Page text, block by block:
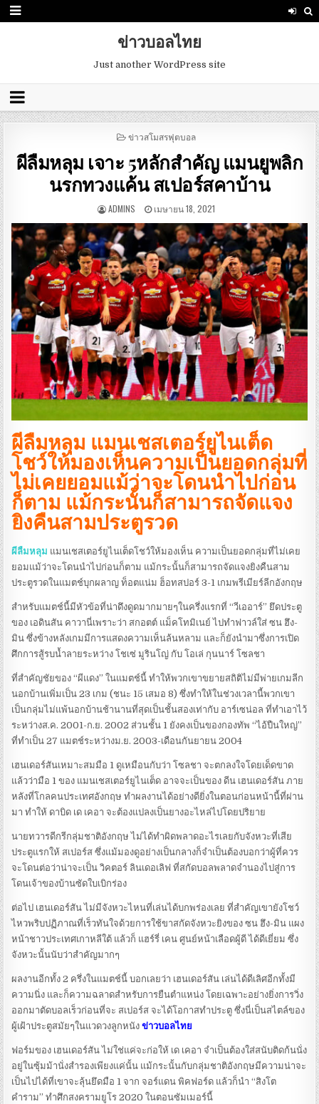
ข่าวบอลไทย
Just another WordPress site
POSTED
ข่าวสโมสรฟุตบอล
ผีลืมหลุม เจาะ 5หลักสำคัญ แมนยูพลิก
นรกทวงแค้น สเปอร์สคาบ้าน
ADMINS เมษายน 18, 2021
ผีลืมหลุม แมนเชสเตอร์ยูไนเต็ด
โชว์ให้มองเห็นความเป็นยอดกลุ่มที่
ไม่เคยยอมแม้ว่าจะโดนนำไปก่อน
ก็ตาม แม้กระนั้นก็สามารถจัดแจง
ยิงคืนสามประตูรวด
ผีลืมหลุม แมนเชสเตอร์ยูไนเต็ดโชว์ให้มองเห็น ความเป็นยอดกลุ่มที่ไม่เคย
ยอมแม้ว่าจะโดนนำไปก่อนก็ตาม แม้กระนั้นก็สามารถจัดแจงยิงคืนสาม
ประตูรวดในแมตช์บุกผลาญ ท็อตแน่ม ฮ็อทสปอร์ 3-1 เกมพรีเมียร์ลีกอังกฤษ
สำหรับแมตช์นี้มีหัวข้อที่น่าดึงดูดมากมายๆในครึ่งแรกที่ “วีเออาร์” ยึดประตู
ของ เอดินสัน คาวานี่เพราะว่า สกอตต์ แม็คโทมิเนย์ ไปทำฟาวล์ใส่ ซน ฮึง-
มิน ซึ่งข้างหลังเกมมีการแสดงความเห็นล้นหลาม และก็ยังนำมาซึ่งการเปิด
ศึกการสู้รบน้ำลายระหว่าง โชเซ่ มูรินโญ่ กับ โอเล่ กุนนาร์ โซลชา
ที่สำคัญชัยของ “ผีแดง” ในแมตช์นี้ ทำให้พวกเขาขยายสถิติไม่มีพ่ายเกมลีก
นอกบ้านเพิ่มเป็น 23 เกม (ชนะ 15 เสมอ 8) ซึ่งทำให้ในช่วงเวลานี้พวกเขา
เป็นกลุ่มไม่แพ้นอกบ้านช้านานที่สุดเป็นชั้นสองเท่ากับ อาร์เซน่อล ที่ทำเอาไว้
ระหว่างส.ค. 2001-ก.ย. 2002 ส่วนชั้น 1 ยังคงเป็นของกองทัพ “ไอ้ปืนใหญ่”
ที่ทำเป็น 27 แมตช์ระหว่างม.ย. 2003-เดือนกันยายน 2004
เฮนเดอร์สันเหมาะสมมือ 1 ดูเหมือนกับว่า โซลชา จะตกลงใจโดยเด็ดขาด
แล้วว่ามือ 1 ของ แมนเชสเตอร์ยูไนเต็ด อาจจะเป็นของ ดีน เฮนเดอร์สัน ภาย
หลังที่โกลคนประเทศอังกฤษ ทำผลงานได้อย่างดียิ่งในตอนก่อนหน้านี้ที่ผ่าน
มา ทำให้ ดาบิด เด เคอา จะต้องแปลงเป็นยางอะไหล่ไปโดยปริยาย
นายทวารดีกรีกลุ่มชาติอังกฤษ ไม่ได้ทำผิดพลาดอะไรเลยกับจังหวะที่เสีย
ประตูแรกให้ สเปอร์ส ซึ่งแม้มองดูอย่างเป็นกลางก็จำเป็นต้องบอกว่าผู้ที่ควร
จะโดนต่อว่าน่าจะเป็น วิคตอร์ ลินเดอเลิฟ ที่สกัดบอลพลาดจำนองไปสู่การ
โดนเจ้าของบ้านซัดใบเบิกร่อง
ต่อไป เฮนเดอร์สัน ไม่มีจังหวะไหนที่เล่นได้บกพร่องเลย ที่สำคัญเขายังโชว์
ไหวพริบปฏิภาณที่เร็วทันใจด้วยการใช้ขาสกัดจังหวะยิงของ ซน ฮึง-มิน แผง
หน้าชาวประเทศเกาหลีใต้ แล้วก็ แฮร์รี่ เคน ศูนย์หน้าเลือดผู้ดี ได้ดีเยี่ยม ซึ่ง
จังหวะนั้นนับว่าสำคัญมากๆ
ผลงานอีกทั้ง 2 ครึ่งในแมตช์นี้ บอกเลยว่า เฮนเดอร์สัน เล่นได้ดีเลิศอีกทั้งมี
ความนิ่ง และก็ความฉลาดสำหรับการยืนตำแหน่ง โดยเฉพาะอย่างยิ่งการวิ่ง
ออกมาตัดบอลเร็วก่อนที่จะ สเปอร์ส จะได้โอกาสทำประตู ซึ่งนี่เป็นสไตล์ของ
ผู้เฝ้าประตูสมัยๆในแวดวงลูกหนังข่าวบอลไทย
ฟอร์มของ เฮนเดอร์สัน ไม่ใช่แค่จะก่อให้ เด เคอา จำเป็นต้องใส่สนับติดก้นนั่ง
อยู่ในซุ้มม้านั่งสำรองเพียงแค่นั้น แม้กระนั้นกับกลุ่มชาติอังกฤษมีความน่าจะ
เป็นไปได้ที่เขาจะลุ้นยึดมือ 1 จาก จอร์แดน พิคฟอร์ด แล้วก็นำ “สิงโต
คำราม” ทำศึกสงครามยูโร 2020 ในตอนซัมเมอร์นี้